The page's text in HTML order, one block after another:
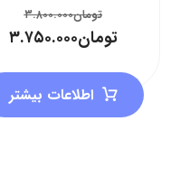
تومان۳.۸۰۰.۰۰۰
تومان۳.۷۵۰.۰۰۰
اطلاعات بیشتر